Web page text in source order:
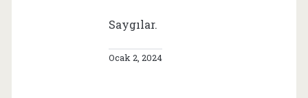
Saygılar.
Ocak 2, 2024